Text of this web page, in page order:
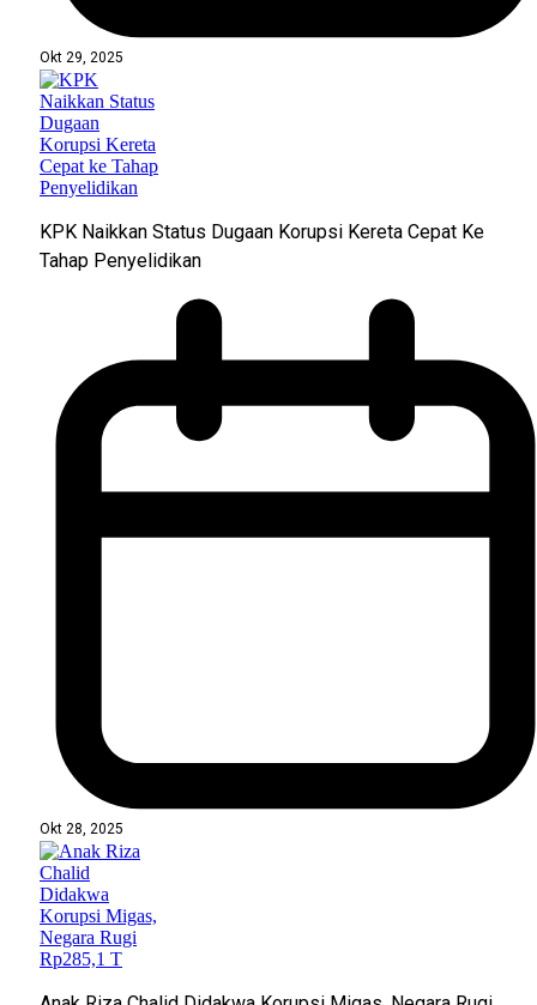
Okt 29, 2025
KPK Naikkan Status Dugaan Korupsi Kereta Cepat Ke
Tahap Penyelidikan
Okt 28, 2025